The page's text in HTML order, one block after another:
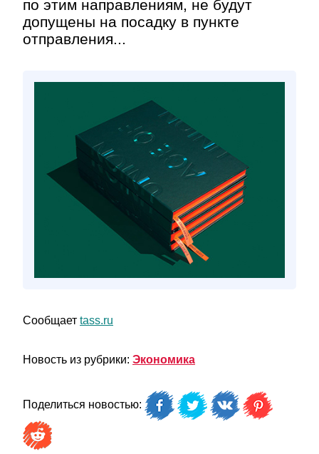
по этим направлениям, не будут
допущены на посадку в пункте
отправления...
Сообщает tass.ru
Новость из рубрики: Экономика
Поделиться новостью: